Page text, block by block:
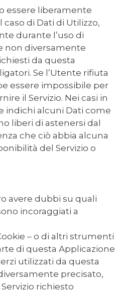
essere liberamente
di Dati di Utilizzo,
durante l’uso di
non diversamente
da questa
Se l’Utente rifiuta
essere impossibile per
il Servizio. Nei casi in
indichi alcuni Dati come
liberi di astenersi dal
che ciò abbia alcuna
del Servizio o
avere dubbi su quali
incoraggiati a
– o di altri strumenti
di questa Applicazione
utilizzati da questa
precisato,
richiesto